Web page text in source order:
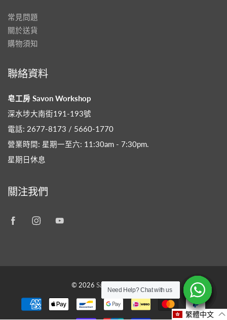
常見問題
關於送貨
購物須知
聯絡資料
皂工房 Savon Workshop
深水埗大南街191-193號
電話: 2677-8173 / 5660-1770
營業時間: 星期一至六: 11:30am - 7:30pm​.
星期日休息
關注我們
© 2026 Savon Workshop HK
Need Help? Chat with us
Need Help? Chat with us
Need Help? Chat with us
Need Help? Chat with us
Need Help? Chat with us
Need Help? Chat with us
Need Help? Chat with us
繁體中文